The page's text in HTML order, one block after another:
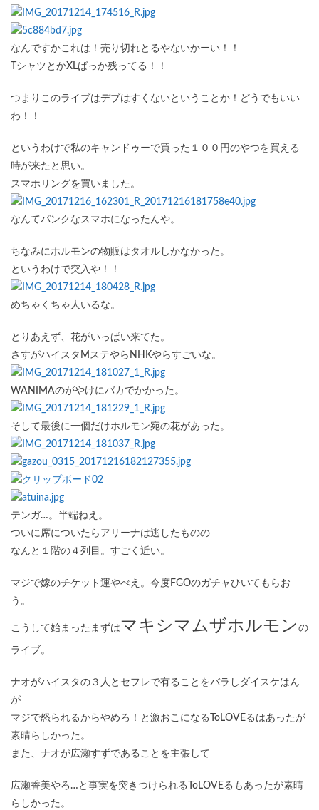
なんですかこれは！売り切れとるやないかーい！！
TシャツとかXLばっか残ってる！！
つまりこのライブはデブはすくないということか！どうでもいい
わ！！
というわけで私のキャンドゥーで買った１００円のやつを買える
時が来たと思い。
スマホリングを買いました。
なんてパンクなスマホになったんや。
ちなみにホルモンの物販はタオルしかなかった。
というわけで突入や！！
めちゃくちゃ人いるな。
とりあえず、花がいっぱい来てた。
さすがハイスタMステやらNHKやらすごいな。
WANIMAのがやけにバカでかかった。
そして最後に一個だけホルモン宛の花があった。
テンガ…。半端ねえ。
ついに席についたらアリーナは逃したものの
なんと１階の４列目。すごく近い。
マジで嫁のチケット運やべえ。今度FGOのガチャひいてもらお
う。
こうして始まったまずはマキシマムザホルモン の
ライブ。
ナオがハイスタの３人とセフレで有ることをバラしダイスケはん
が
マジで怒られるからやめろ！と激おこになるToLOVEるはあったが
素晴らしかった。
また、ナオが広瀬すずであることを主張して
広瀬香美やろ…と事実を突きつけられるToLOVEるもあったが素晴
らしかった。